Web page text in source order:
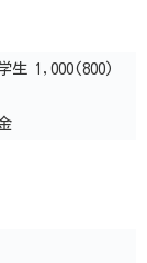
生 1,000(800)